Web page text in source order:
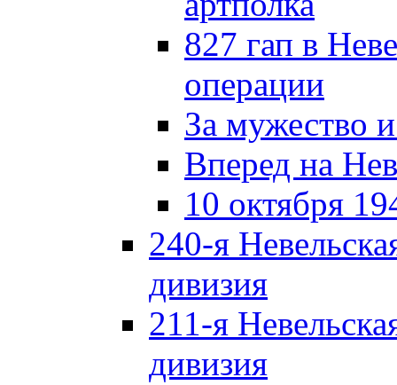
827 гап в
операции
За мужество
Вперед на
10 октября
240-я
дивизия
211-я
дивизия